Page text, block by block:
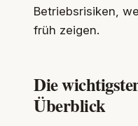
Betriebsrisiken,
früh zeigen.
Die
Überblick